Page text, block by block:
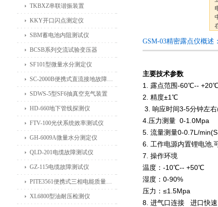
GSM-03精密露点仪概述
主要技术参数
1. 露点范围-60℃--
2. 精度±1℃
3. 响应时间3-5分钟左
4.压力测量 0-1.0Mpa
5. 流量测量0-0.7L/
6. 工作电源内置锂电池,
7. 操作环境
温度：-10℃-- +50℃
湿度：0-90%
压力：≤1.5Mpa
8. 进气口连接 进口快
TKBXZ串联谐振装置
KKY开口闪点测定仪
SBM蓄电池内阻测试仪
BCSB系列交流试验变压器
SF101型微量水分测定仪
SC-2000B便携式直流接地故障检测仪
SDWS-5型SF6抽真空充气装置
HD-660地下管线探测仪
FTV-100光伏系统效率测试仪
GH-6009A微量水分测定仪
QLD-201电缆故障测试仪
GZ-115电缆故障测试仪
PITE3561便携式三相电能质量分析仪
XL6800型油耐压检测仪